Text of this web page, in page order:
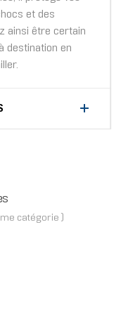
et des
ainsi être certain
destination en
catégorie )